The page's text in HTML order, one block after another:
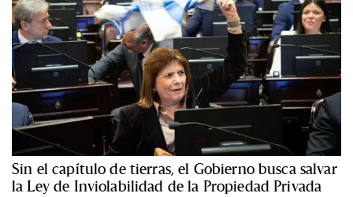
Sin el capítulo de tierras, el Gobierno busca salvar
la Ley de Inviolabilidad de la Propiedad Privada